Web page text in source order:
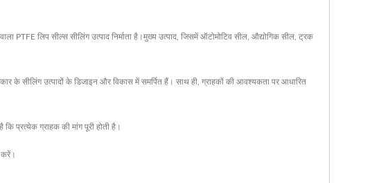
लिप सील्स सीलिंग उत्पाद निर्माता है।मुख्य उत्पाद, जिसमें ऑटोमोटिव सील, औद्योगिक सील, ट्रक
के सीलिंग उत्पादों के डिजाइन और विकास में समर्पित हैं। साथ ही, ग्राहकों की आवश्यकता पर आधारित
प्रत्येक ग्राहक की मांग पूरी होती है।
करें।